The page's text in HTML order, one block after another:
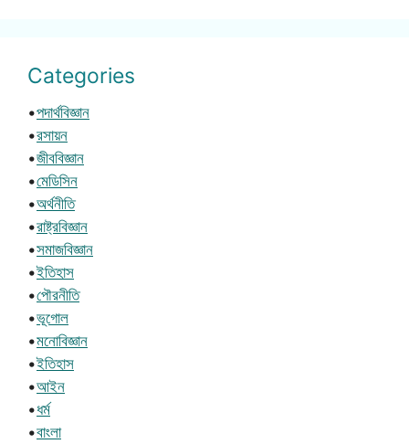
Categories
•পদার্থবিজ্ঞান
•রসায়ন
•জীববিজ্ঞান
•মেডিসিন
•অর্থনীতি
•রাষ্ট্রবিজ্ঞান
•সমাজবিজ্ঞান
•ইতিহাস
•পৌরনীতি
•ভূগোল
•মনোবিজ্ঞান
•ইতিহাস
•আইন
•ধর্ম
•বাংলা